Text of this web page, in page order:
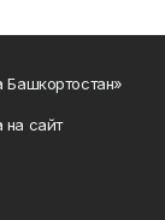
Башкортостан»
на сайт